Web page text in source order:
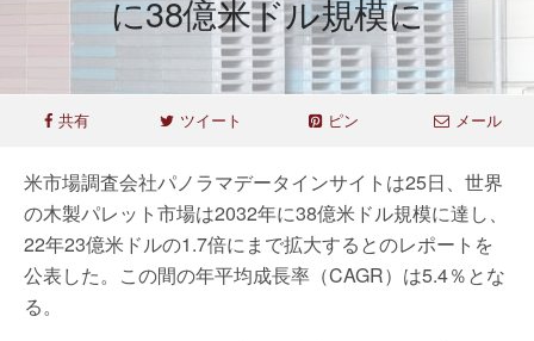
に38億米ドル規模に
共有 ツイート ピン メール
米市場調査会社パノラマデータインサイトは25日、世界
の木製パレット市場は2032年に38億米ドル規模に達し、
22年23億米ドルの1.7倍にまで拡大するとのレポートを
公表した。この間の年平均成長率（CAGR）は5.4％とな
る。